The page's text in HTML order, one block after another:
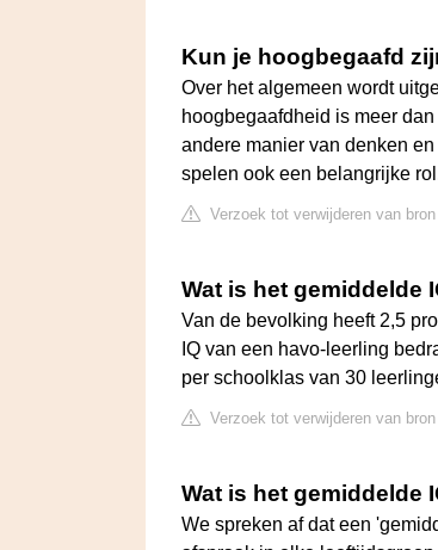
Kun je hoogbegaafd
Over het algemeen wordt
hoogbegaafdheid is meer
andere manier van denken
spelen ook een belangrijke
Verzoek tot verwijderen van bron
Wat is het gemiddelde
Van de bevolking heeft 2,5
IQ van een havo-leerling
per schoolklas van 30
Verzoek tot verwijderen van bron
Wat is het gemiddelde
We spreken af dat een